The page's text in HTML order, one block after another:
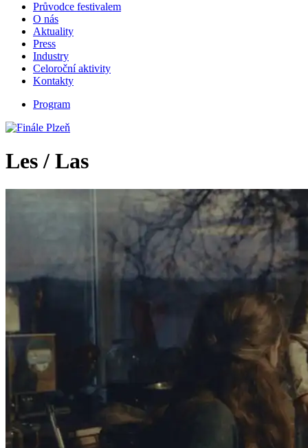
Průvodce festivalem
O nás
Aktuality
Press
Industry
Celoroční aktivity
Kontakty
Program
Les / Las